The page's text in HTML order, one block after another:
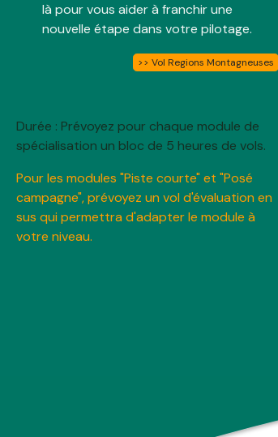
là pour vous aider à franchir une
nouvelle étape dans votre pilotage.
>> Vol Regions Montagneuses
Durée : Prévoyez pour chaque module de
spécialisation un bloc de 5 heures de vols.
Pour les modules "Piste courte" et "Posé
campagne", prévoyez un vol d'évaluation en
sus qui permettra d'adapter le module à
votre niveau.